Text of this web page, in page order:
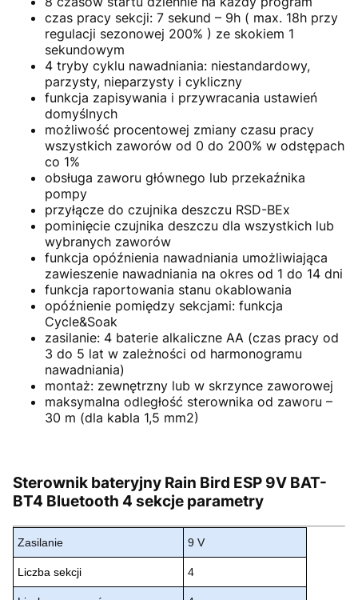
czas pracy sekcji: 7 sekund – 9h ( max. 18h przy
regulacji sezonowej 200% ) ze skokiem 1
sekundowym
4 tryby cyklu nawadniania: niestandardowy,
parzysty, nieparzysty i cykliczny
funkcja zapisywania i przywracania ustawień
domyślnych
możliwość procentowej zmiany czasu pracy
wszystkich zaworów od 0 do 200% w odstępach
co 1%
obsługa zaworu głównego lub przekaźnika
pompy
przyłącze do czujnika deszczu RSD-BEx
pominięcie czujnika deszczu dla wszystkich lub
wybranych zaworów
funkcja opóźnienia nawadniania umożliwiająca
zawieszenie nawadniania na okres od 1 do 14 dni
funkcja raportowania stanu okablowania
opóźnienie pomiędzy sekcjami: funkcja
Cycle&Soak
zasilanie: 4 baterie alkaliczne AA (czas pracy od
3 do 5 lat w zależności od harmonogramu
nawadniania)
montaż: zewnętrzny lub w skrzynce zaworowej
maksymalna odległość sterownika od zaworu –
30 m (dla kabla 1,5 mm2)
Sterownik bateryjny Rain Bird ESP 9V BAT-
BT4 Bluetooth 4 sekcje parametry
Zasilanie 9 V
Liczba sekcji 4